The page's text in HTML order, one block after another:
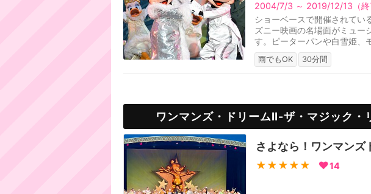
2004/7/3 ～ 2019/12/13（終
ショーベースで開催されてい
ズニー映画の名場面がミュー
す。ピーターパンや白雪姫、
たシーンが様々な演出で再現
雨でもOK 30分間
ワンマンズ・ドリームⅡ-ザ・マジック・
さよなら！ワンマンズ
★★★★★ 14